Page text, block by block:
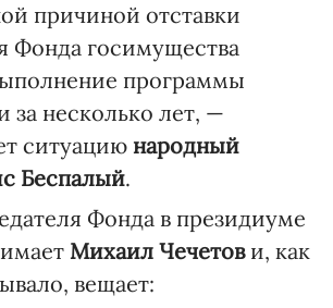
причиной отставки
Фонда госимущества
программы
за несколько лет, —
ситуацию народный
Беспалый.
Фонда в президиуме
Михаил Чечетови, как
вещает: